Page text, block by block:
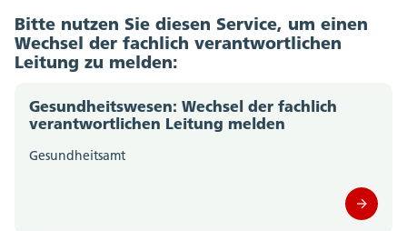
Bitte nutzen Sie diesen Service, um einen
Wechsel der fachlich verantwortlichen
Leitung zu melden:
Gesundheitswesen: Wechsel der fachlich
verantwortlichen Leitung melden
Gesundheitsamt